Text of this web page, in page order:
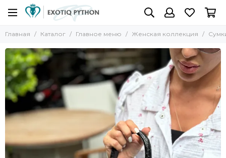
Главная Каталог Главное меню Женская коллекция